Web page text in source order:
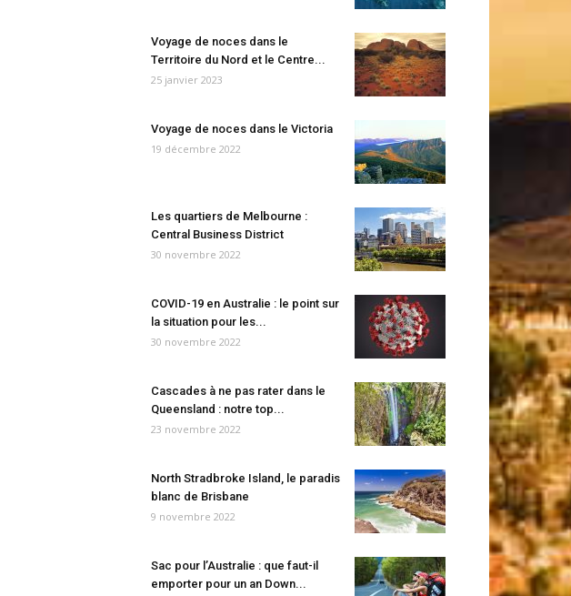
Voyage de noces dans le
Territoire du Nord et le Centre...
25 janvier 2023
Voyage de noces dans le Victoria
19 décembre 2022
Les quartiers de Melbourne :
Central Business District
30 novembre 2022
COVID-19 en Australie : le point sur
la situation pour les...
30 novembre 2022
Cascades à ne pas rater dans le
Queensland : notre top...
23 novembre 2022
North Stradbroke Island, le paradis
blanc de Brisbane
9 novembre 2022
Sac pour l’Australie : que faut-il
emporter pour un an Down...